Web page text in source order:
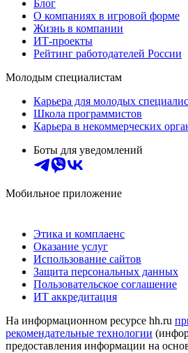
Блог
О компаниях в игровой форме
Жизнь в компании
ИТ-проекты
Рейтинг работодателей России
Молодым специалистам
Карьера для молодых
Школа программистов
Карьера в некоммерческих
Боты для уведомлений
Мобильное приложение
Этика и комплаенс
Оказание услуг
Использование сайтов
Защита персональных данных
Пользовательское соглашение
ИТ аккредитация
На информационном ресурсе hh.ru
рекомендательные технологии
предоставления информации на